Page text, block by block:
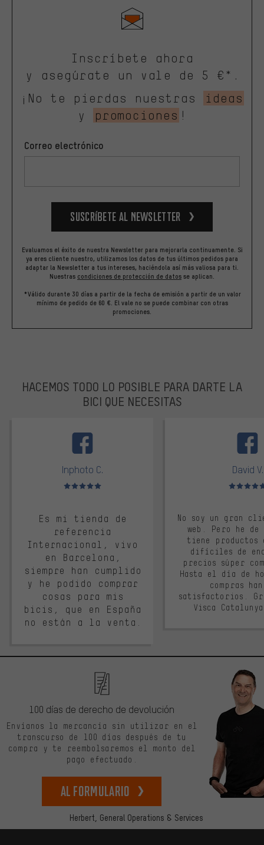
Inscríbete ahora
y asegúrate un vale de 5 €*.
¡No te pierdas nuestras
ideas
y
promociones !
Correo electrónico
Suscríbete al newsletter
Evaluamos el éxito de nuestra Newsletter para mejorarla continuamente. Si
ya eres cliente nuestro, utilizamos los datos de tus últimos pedidos para
adaptar la Newsletter a tus intereses, haciéndola así más valiosa para ti.
Nuestras condiciones de protección de datos se aplican.
*Válido durante 30 días a partir de la fecha de emisión a partir de un valor
mínimo de pedido de 60 €. El vale no se puede combinar con otras
promociones.
HACEMOS TODO LO POSIBLE PARA DARTE LA
BICI QUE NECESITAS
Inphoto C.
Valoración media: 5 de 5
Es mi tienda de
referencia
Internacional, vivo
en Barcelona,
siempre han cumplido
y he podido comprar
cosas para mis
bicis, que en España
no están a la venta.
David V.
Valoración
No soy un gran
web. Pero he
tiene productos
difíciles de
precios súper
Hasta el día de
compras
satisfactorios.
Visca
Herbert, General Operations & Services
100 días de derecho de devolución
Envíanos la mercancía sin utilizar en el
transcurso de 100 días después de tu
compra y te reembolsaremos el monto del
pago efectuado.
Al formulario